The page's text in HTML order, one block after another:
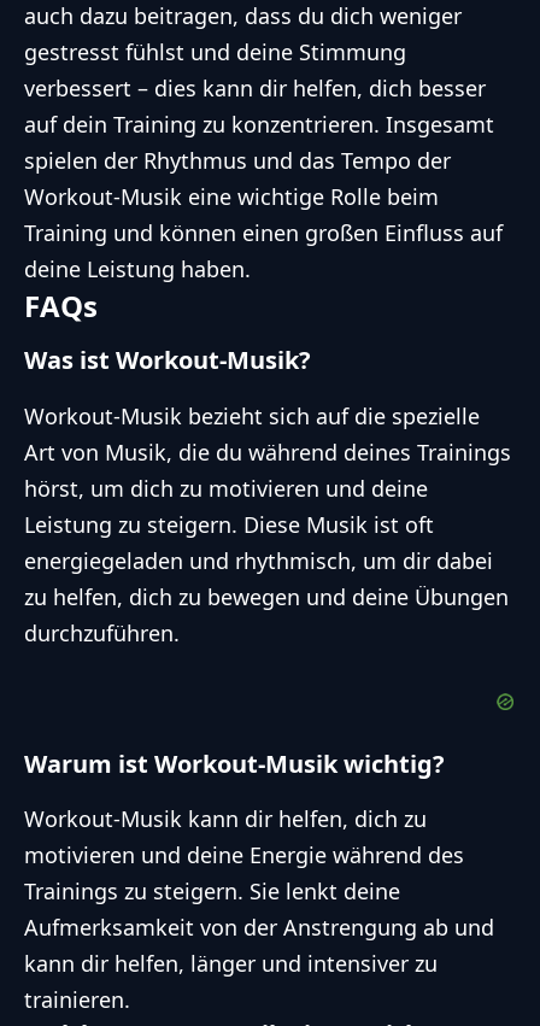
auch dazu beitragen, dass du dich weniger
gestresst fühlst und deine Stimmung
verbessert – dies kann dir helfen, dich besser
auf dein Training zu konzentrieren. Insgesamt
spielen der Rhythmus und das Tempo der
Workout-Musik eine wichtige Rolle beim
Training und können einen großen Einfluss auf
deine Leistung haben.
FAQs
Was ist Workout-Musik?
Workout-Musik bezieht sich auf die spezielle
Art von Musik, die du während deines Trainings
hörst, um dich zu motivieren und deine
Leistung zu steigern. Diese Musik ist oft
energiegeladen und rhythmisch, um dir dabei
zu helfen, dich zu bewegen und deine Übungen
durchzuführen.
Warum ist Workout-Musik wichtig?
Workout-Musik kann dir helfen, dich zu
motivieren und deine Energie während des
Trainings zu steigern. Sie lenkt deine
Aufmerksamkeit von der Anstrengung ab und
kann dir helfen, länger und intensiver zu
trainieren.